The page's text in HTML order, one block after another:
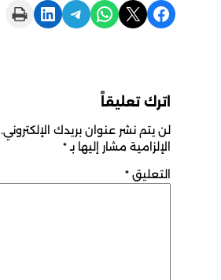
Share on Facebook
Share on X
Share on WhatsApp
Share on Telegram
Share on LinkedIn
Print this Page
اترك تعليقاً
لن يتم نشر عنوان بريدك الإلكتروني.
الإلزامية مشار إليها بـ*
التعليق *